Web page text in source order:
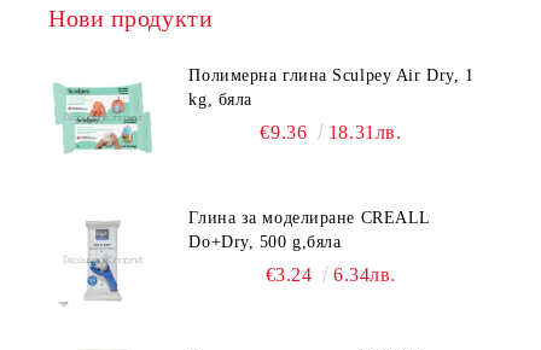
Нови продукти
Полимерна глина Sculpey Air Dry, 1
kg, бяла
€9.36 18.31лв.
Глина за моделиране CREALL
Do+Dry, 500 g,бяла
€3.24 6.34лв.